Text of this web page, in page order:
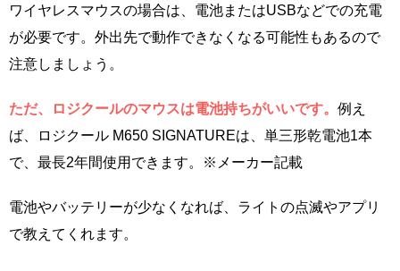
ワイヤレスマウスの場合は、電池またはUSBなどでの充電
が必要です。外出先で動作できなくなる可能性もあるので
注意しましょう。
ただ、ロジクールのマウスは電池持ちがいいです。 例え
ば、ロジクール M650 SIGNATUREは、単三形乾電池1本
で、最長2年間使用できます。※メーカー記載
電池やバッテリーが少なくなれば、ライトの点滅やアプリ
で教えてくれます。